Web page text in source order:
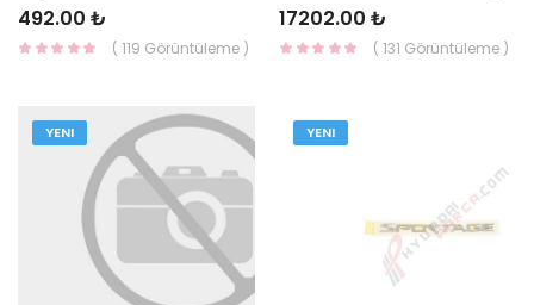
492.00 ₺
( 119 Görüntüleme )
17202.00 ₺
( 131 Görüntüleme )
YENI YENI